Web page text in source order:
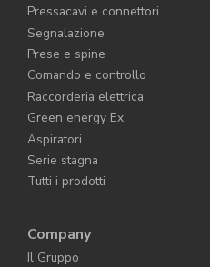
Pressacavi e connettori
Segnalazione
Prese e spine
Comando e controllo
Raccorderia elettrica
Green energy Ex
Aspiratori
Serie stagna
Tutti i prodotti
Company
Il Gruppo